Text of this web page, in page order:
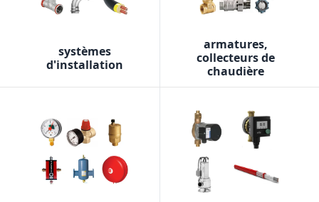
systèmes
d'installation
armatures,
collecteurs de
chaudière